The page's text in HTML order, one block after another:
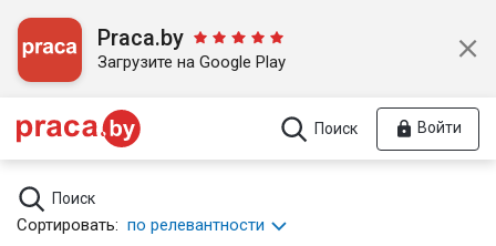
Praca.by
Загрузите на Google Play
Поиск Войти
Поиск
Сортировать: по релевантности